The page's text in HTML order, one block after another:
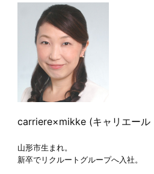
carriere×mikke (キャリエール
山形市生まれ。
新卒でリクルートグループへ入社。